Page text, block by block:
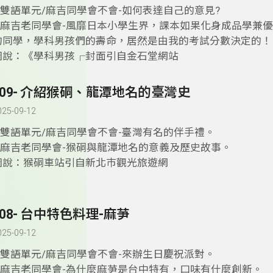
語單元/麻吉同學會不會-如何表達自己的意見?
吉老同學會-風靡日本小學生界，課本如果化身成品學兼優
同學，學科男孩們的壽命，居然是由我的考試分數決定的！
說：《學科男孩┌封面引自金石堂網站
介紹猴硐、龍潭地名的臺灣史
09-12
語單元/麻吉同學會不會-臺灣有名的伴手禮。
吉老同學會-猴硐與龍潭地名的意義及歷史故事。
說：猴硐車站引自新北巿觀光旅遊網
台中特色料理-麻芛
09-12
語單元/麻吉同學會不會-來辦生日慶祝派對。
吉老同學會-為什麼麻芛是台中特有，口味有什麼創新。